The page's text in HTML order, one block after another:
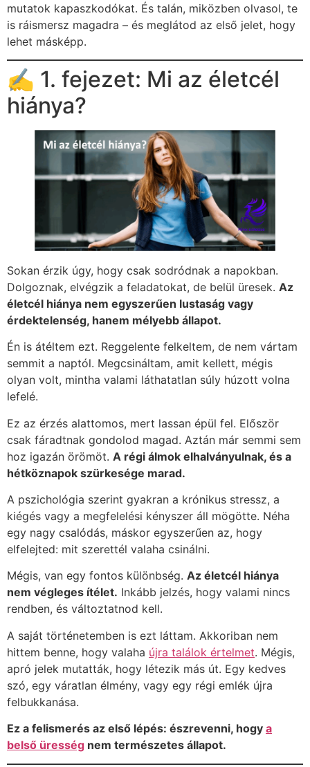
mutatok kapaszkodókat. És talán, miközben olvasol, te
is ráismersz magadra – és meglátod az első jelet, hogy
lehet másképp.
✍️ 1. fejezet: Mi az életcél
hiánya?
Sokan érzik úgy, hogy csak sodródnak a napokban.
Dolgoznak, elvégzik a feladatokat, de belül üresek. Az
életcél hiánya nem egyszerűen lustaság vagy
érdektelenség, hanem mélyebb állapot.
Én is átéltem ezt. Reggelente felkeltem, de nem vártam
semmit a naptól. Megcsináltam, amit kellett, mégis
olyan volt, mintha valami láthatatlan súly húzott volna
lefelé.
Ez az érzés alattomos, mert lassan épül fel. Először
csak fáradtnak gondolod magad. Aztán már semmi sem
hoz igazán örömöt. A régi álmok elhalványulnak, és a
hétköznapok szürkesége marad.
A pszichológia szerint gyakran a krónikus stressz, a
kiégés vagy a megfelelési kényszer áll mögötte. Néha
egy nagy csalódás, máskor egyszerűen az, hogy
elfelejted: mit szerettél valaha csinálni.
Mégis, van egy fontos különbség. Az életcél hiánya
nem végleges ítélet. Inkább jelzés, hogy valami nincs
rendben, és változtatnod kell.
A saját történetemben is ezt láttam. Akkoriban nem
hittem benne, hogy valaha újra találok értelmet. Mégis,
apró jelek mutatták, hogy létezik más út. Egy kedves
szó, egy váratlan élmény, vagy egy régi emlék újra
felbukkanása.
Ez a felismerés az első lépés: észrevenni, hogy a
belső üresség nem természetes állapot.